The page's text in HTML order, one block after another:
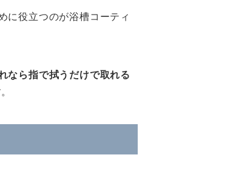
に役立つのが浴槽コーティ
なら指で拭うだけで取れる